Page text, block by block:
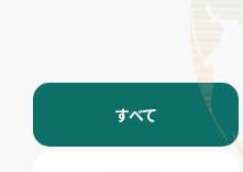
すべて